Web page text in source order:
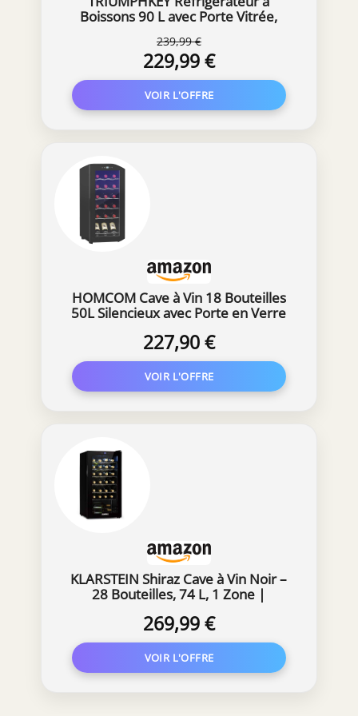
maison, un restaurants et tout endroit où les
connaisseurs de vin se réunissent.
Boissons 90 L avec Porte Vitrée,
Étagères Réglables pour Bière, Vin
et Soda, Idéal pour Maison, Bar,
Bureau ou Appartement
239,99 €
229,99 €
HOMCOM Cave à Vin 18 Bouteilles
50L Silencieux avec Porte en Verre
227,90 €
KLARSTEIN Shiraz Cave à Vin Noir –
28 Bouteilles, 74 L, 1 Zone |
Porte Vitrée, Silencieux, 5–18 °C,
LED, Cadre Inox
269,99 €